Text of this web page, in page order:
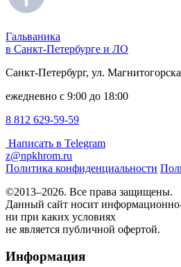
Гальваника
в Санкт-Петербурге и ЛО
Санкт-Петербург, ул.
ежедневно с 9:00 до 18:00
8 812 629-59-59
Написать в Telegram
z@npkhrom.ru
Политика конфиденциальности
©2013–2026. Все права защищены.
Данный сайт носит
ни при каких условиях
не является публичной офертой.
Информация